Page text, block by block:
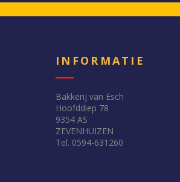
INFORMATIE
Bakkerij van Esch
Hoofddiep 78
9354 AS
ZEVENHUIZEN
Tel. 0594-631260